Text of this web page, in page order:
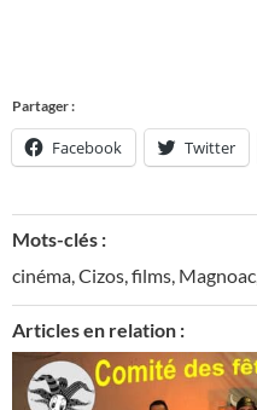
Partager :
Facebook Twitter
Mots-clés :
cinéma Cizos films Magnoac
Articles en relation :